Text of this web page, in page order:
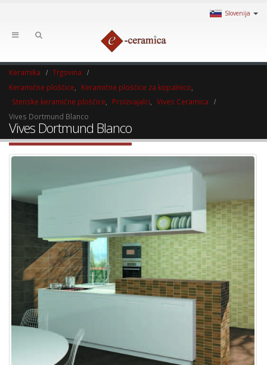
Slovenija
Keramika
Trgovina
Keramične ploščice
Keramične ploščice za kopalnico
Stenske keramične ploščice
Proizvajalci
Vives Ceramica
Vives Dortmund Blanco
Vives Dortmund Blanco